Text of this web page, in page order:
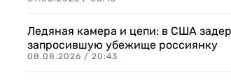
Ледяная камера и цепи: в США
запросившую убежище россиянку
08.08.2026 / 20:43